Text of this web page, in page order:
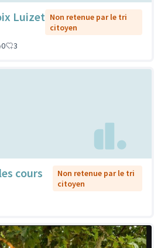
Luizet Non retenue par le tri
citoyen
0 3
cours
Non retenue par le tri
citoyen